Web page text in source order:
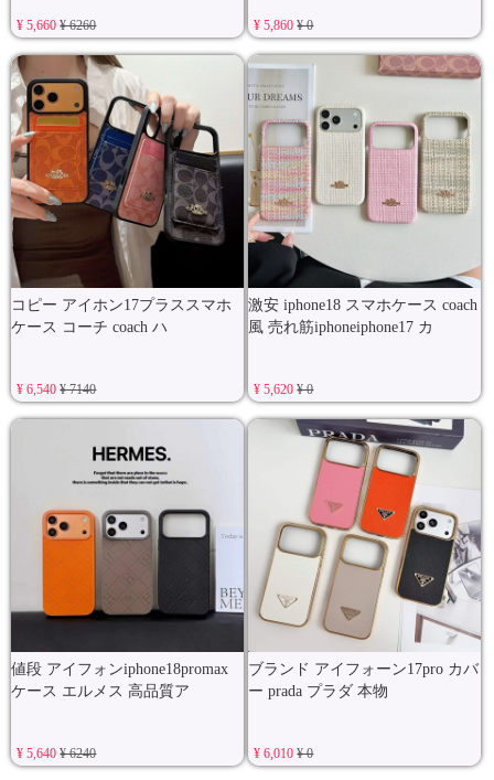
¥ 5,660¥ 6260 ¥ 5,860¥ 0
コピー アイホン17プラススマホ
ケース コーチ coach ハ
¥ 6,540¥ 7140
激安 iphone18 スマホケース coach
風 売れ筋iphoneiphone17 カ
¥ 5,620¥ 0
値段 アイフォンiphone18promax
ケース エルメス 高品質ア
¥ 5,640¥ 6240
ブランド アイフォーン17pro カバ
ー prada プラダ 本物
¥ 6,010¥ 0